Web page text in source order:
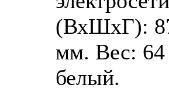
(ВхШхГ):
мм. Вес: 64
белый.